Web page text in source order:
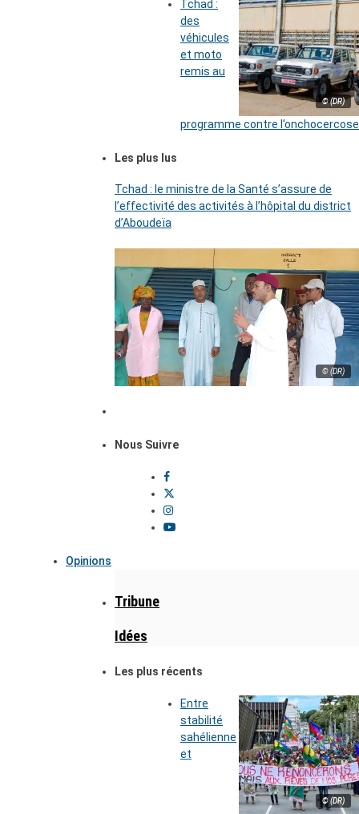
© (DR)
Tchad :
des
véhicules
et moto
remis au
programme contre l’onchocercose
Les plus lus
Tchad : le ministre de la Santé s’assure de
l’effectivité des activités à l’hôpital du district
d’Aboudeïa
© (DR)
Nous Suivre
Opinions
Tribune
Idées
Les plus récents
© (DR)
Entre
stabilité
sahélienne
et